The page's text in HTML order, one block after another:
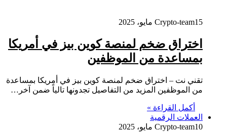
Crypto-team15 مايو، 2025
اختراق ضخم لمنصة كوين بيز في أمريكا
بمساعدة من الموظفين
تقني نت – اختراق ضخم لمنصة كوين بيز في أمريكا بمساعدة
من الموظفين المزيد من التفاصيل تجدونها تالياً ضمن آخر…
أكمل القراءة »
العملات الرقمية
Crypto-team10 مايو، 2025